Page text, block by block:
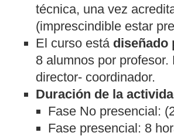
técnica, una vez
(imprescindible estar
El curso está diseñado
8 alumnos por
director- coordinador.
Duración de la
Fase No presencial:
Fase presencial: 8